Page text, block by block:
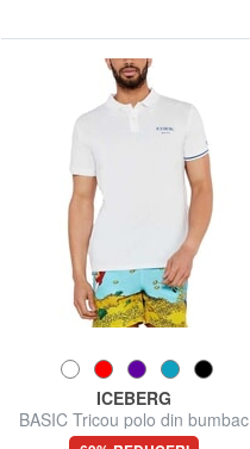
ICEBERG
BASIC Tricou polo din bumbac